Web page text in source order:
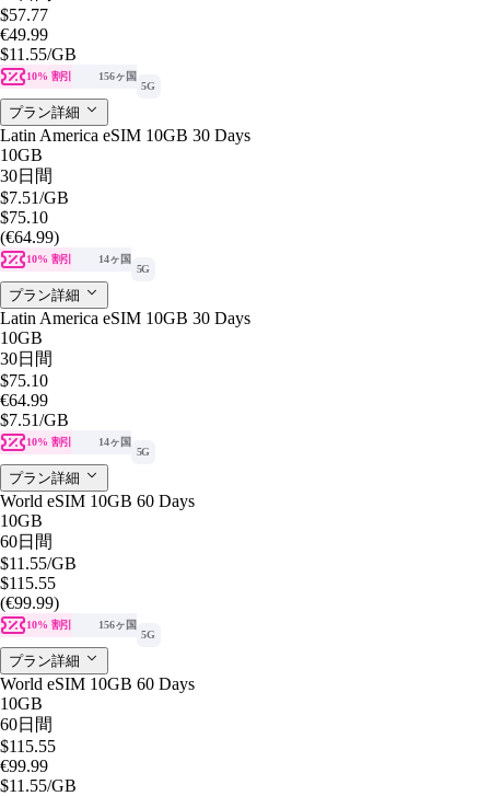
$57.77
€49.99
$11.55/GB
10% 割引
156ヶ国
5G
プラン詳細
Latin America eSIM 10GB 30 Days
10GB
30日間
$7.51/GB
$75.10
(€64.99)
10% 割引
14ヶ国
5G
プラン詳細
Latin America eSIM 10GB 30 Days
10GB
30日間
$75.10
€64.99
$7.51/GB
10% 割引
14ヶ国
5G
プラン詳細
World eSIM 10GB 60 Days
10GB
60日間
$11.55/GB
$115.55
(€99.99)
10% 割引
156ヶ国
5G
プラン詳細
World eSIM 10GB 60 Days
10GB
60日間
$115.55
€99.99
$11.55/GB